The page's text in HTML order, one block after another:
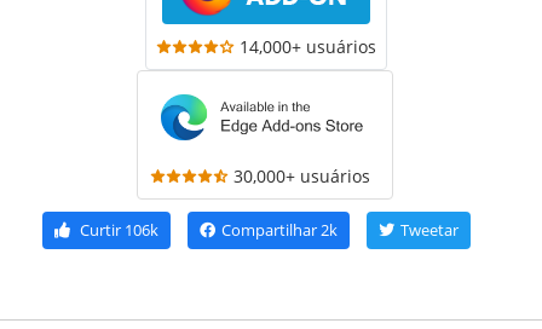
14,000+ usuários
30,000+ usuários
Curtir 106k Compartilhar2k Tweetar